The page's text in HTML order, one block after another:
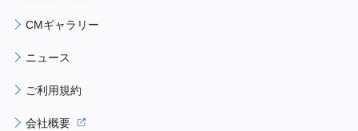
CMギャラリー
ニュース
ご利用規約
会社概要